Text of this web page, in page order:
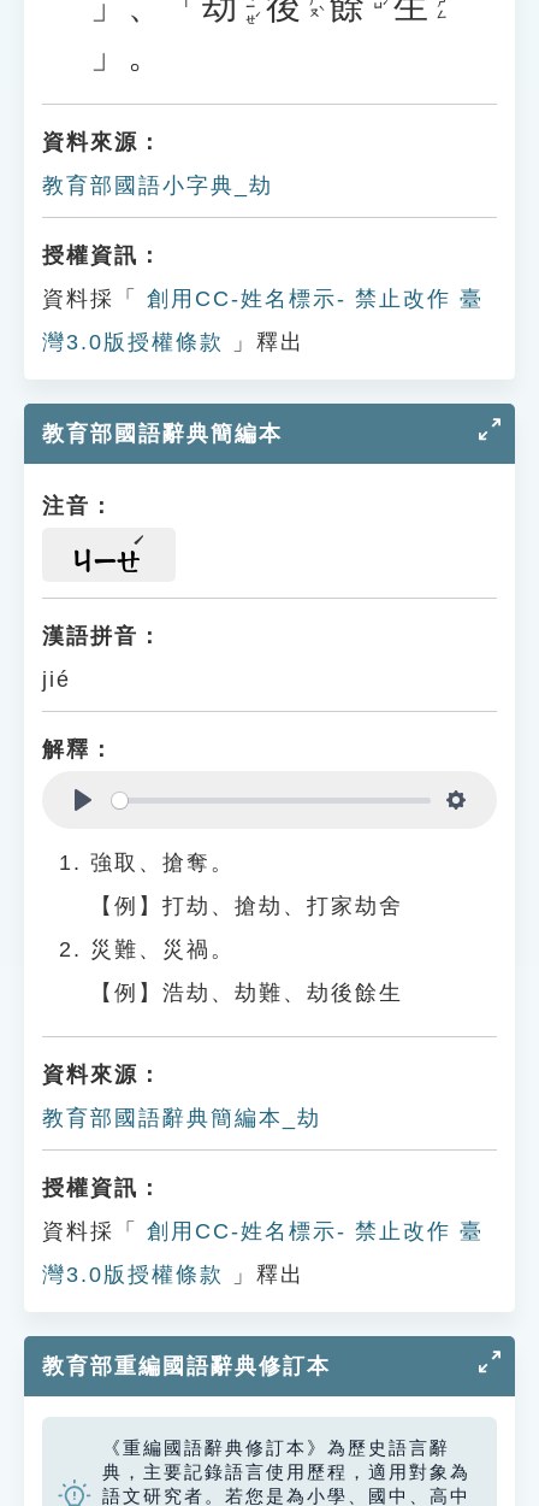
ㄐㄧㄝˊ ㄏㄡˋ ㄩˊ ㄕㄥ
」。
資料來源：
教育部國語小字典_劫
授權資訊：
資料採「
創用CC-姓名標示- 禁止改作 臺
灣3.0版授權條款
」釋出
教育部國語辭典簡編本
注音：
ㄐㄧㄝ
漢語拼音：
jié
解釋：
強取、搶奪。
【例】打劫、搶劫、打家劫舍
災難、災禍。
【例】浩劫、劫難、劫後餘生
資料來源：
教育部國語辭典簡編本_劫
授權資訊：
資料採「
創用CC-姓名標示- 禁止改作 臺
灣3.0版授權條款
」釋出
教育部重編國語辭典修訂本
《重編國語辭典修訂本》為歷史語言辭
典，主要記錄語言使用歷程，適用對象為
語文研究者。若您是為小學、國中、高中